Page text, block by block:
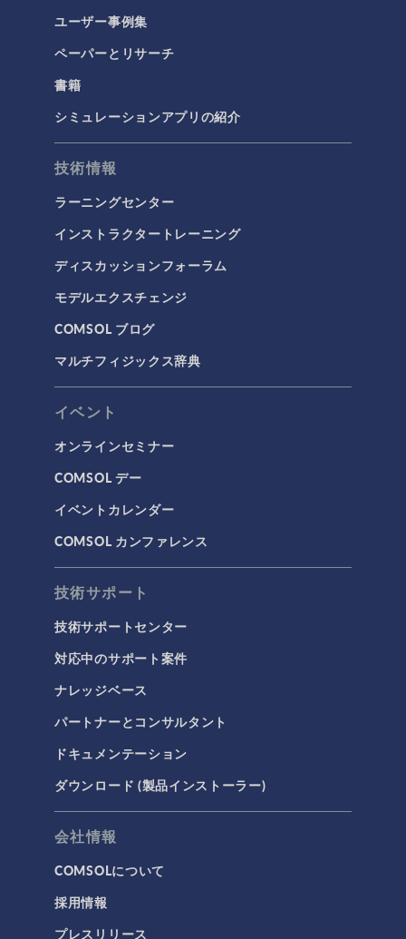
ユーザー事例集
ペーパーとリサーチ
書籍
シミュレーションアプリの紹介
技術情報
ラーニングセンター
インストラクタートレーニング
ディスカッションフォーラム
モデルエクスチェンジ
COMSOL ブログ
マルチフィジックス辞典
イベント
オンラインセミナー
COMSOL デー
イベントカレンダー
COMSOL カンファレンス
技術サポート
技術サポートセンター
対応中のサポート案件
ナレッジベース
パートナーとコンサルタント
ドキュメンテーション
ダウンロード (製品インストーラー)
会社情報
COMSOLについて
採用情報
プレスリリース